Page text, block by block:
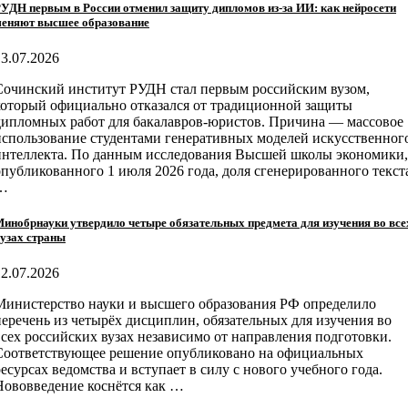
первым в России отменил защиту дипломов из-за ИИ: как нейросети
высшее образование
институт РУДН стал первым российским вузом,
официально отказался от традиционной защиты
работ для бакалавров-юристов. Причина — массовое
студентами генеративных моделей
По данным исследования Высшей школы экономики,
1 июля 2026 года, доля сгенерированного
утвердило четыре обязательных предмета для изучения во
страны
науки и высшего образования РФ определило
из четырёх дисциплин, обязательных для изучения во
российских вузах независимо от направления подготовки.
решение опубликовано на официальных
ведомства и вступает в силу с нового учебного года.
коснётся как …